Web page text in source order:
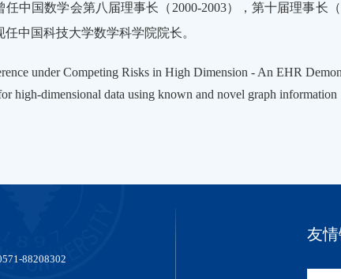
任中国数学会第八届理事长（2000-2003），第十届理事长
任中国科技大学数学科学院院长。
under Competing Risks in High Dimension - An EHR
high-dimensional data using known and novel graph information
88208302
友